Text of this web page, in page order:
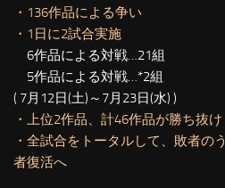
・136作品による争い
・1日に2試合実施
6作品による対戦…21組
5作品による対戦…*2組
( 7月12日(土)～7月23日(水) )
・上位2作品、計46作品が勝ち抜け
・全試合をトータルして、敗者の
者復活へ